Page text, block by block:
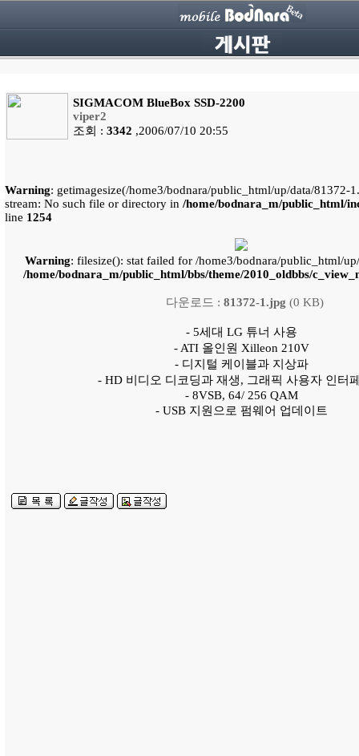
SIGMACOM BlueBox SSD-2200
viper2
조회 : 3342 ,2006/07/10 20:55
Warning: getimagesize(/home3/bodnara/public_html/up/data/81372-
stream: No such file or directory in /home/bodnara_m/public_html/
line 1254
Warning: filesize(): stat failed for /home3/bodnara/public_html/
/home/bodnara_m/public_html/bbs/theme/2010_oldbbs/
다운로드 : 81372-1.jpg (0 KB)
- 5세대 LG 튜너 사용
- ATI 올인원 Xilleon 210V
- 디지털 케이블과 지상파
- HD 비디오 디코딩과 재생, 그래픽 사용자 인터
- 8VSB, 64/ 256 QAM
- USB 지원으로 펌웨어 업데이트